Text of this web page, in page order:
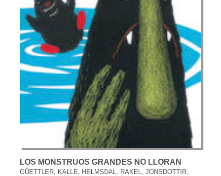
LOS MONSTRUOS GRANDES NO LLORAN
GÜETTLER, KALLE, HELMSDAL, RAKEL, JONSDOTTIR,